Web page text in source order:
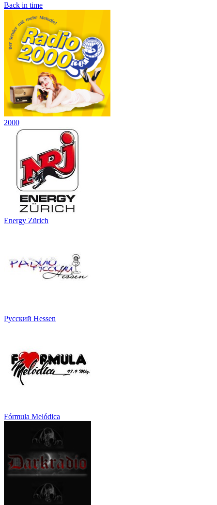
Back in time
2000
Energy Zürich
Русский Hessen
Fórmula Melódica